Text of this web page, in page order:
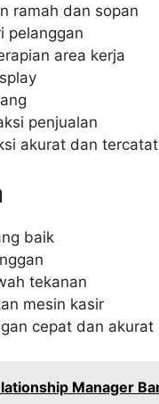
ramah dan sopan
pelanggan
area kerja
penjualan
akurat dan
baik
tekanan
mesin kasir
cepat dan akurat
Manager